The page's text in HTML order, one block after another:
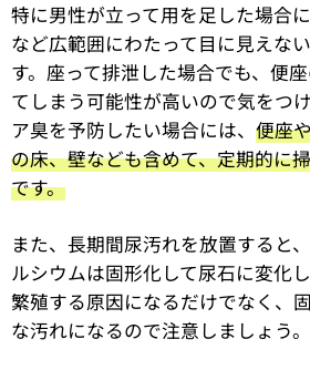
特に男性が立って用を足した場合
など広範囲にわたって目に見えな
す。座って排泄した場合でも、便
てしまう可能性が高いので気をつ
ア臭を予防したい場合には、 便座
の床、壁なども含めて、定期的に
です。
また、長期間尿汚れを放置すると
ルシウムは固形化して尿石に変化
繁殖する原因になるだけでなく、
な汚れになるので注意しましょう。